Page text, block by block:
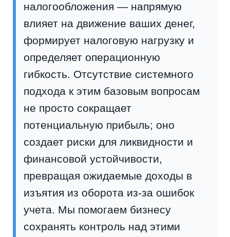
налогообложения — напрямую
влияет на движение ваших денег,
формирует налоговую нагрузку и
определяет операционную
гибкость. Отсутствие системного
подхода к этим базовым вопросам
не просто сокращает
потенциальную прибыль; оно
создает риски для ликвидности и
финансовой устойчивости,
превращая ожидаемые доходы в
изъятия из оборота из-за ошибок
учета. Мы помогаем бизнесу
сохранять контроль над этими